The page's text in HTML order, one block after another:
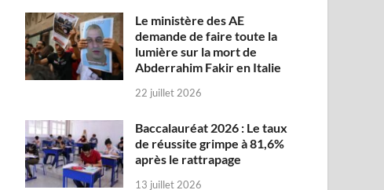
Le ministère des AE
demande de faire toute la
lumière sur la mort de
Abderrahim Fakir en Italie
22 juillet 2026
Baccalauréat 2026 : Le taux
de réussite grimpe à 81,6%
après le rattrapage
13 juillet 2026